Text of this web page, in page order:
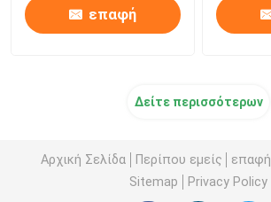
επαφή
Δείτε περισσότερων
Αρχική Σελίδα Περίπου εμείς επαφή
Sitemap
Privacy Policy